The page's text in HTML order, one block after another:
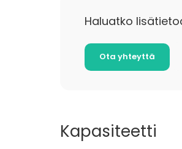
Haluatko
Ota yhteyttä
Kapasiteetti